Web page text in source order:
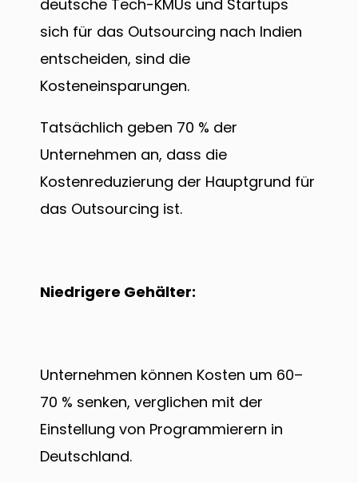
deutsche Tech-KMUs und Startups
sich für das Outsourcing nach Indien
entscheiden, sind die
Kosteneinsparungen.
Tatsächlich geben 70 % der
Unternehmen an, dass die
Kostenreduzierung der Hauptgrund für
das Outsourcing ist.
Niedrigere Gehälter:
Unternehmen können Kosten um 60–
70 % senken, verglichen mit der
Einstellung von Programmierern in
Deutschland.